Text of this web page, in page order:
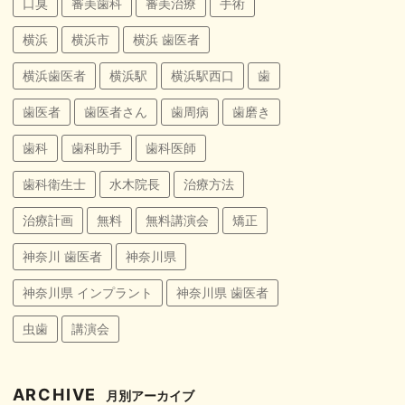
口臭 審美歯科 審美治療 手術
横浜 横浜市 横浜 歯医者
横浜歯医者 横浜駅 横浜駅西口 歯
歯医者 歯医者さん 歯周病 歯磨き
歯科 歯科助手 歯科医師
歯科衛生士 水木院長 治療方法
治療計画 無料 無料講演会 矯正
神奈川 歯医者 神奈川県
神奈川県 インプラント 神奈川県 歯医者
虫歯 講演会
ARCHIVE 月別アーカイブ